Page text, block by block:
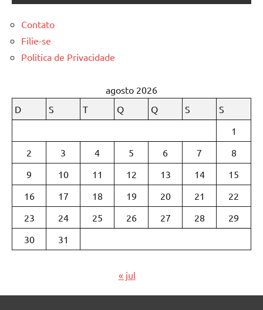
Contato
Filie-se
Politica de Privacidade
agosto 2026
D
S T Q Q S
S
1
2
3 4 5 6 7
8
9
10 11 12 13 14
15
16
17 18 19 20 21
22
23
24 25 26 27 28
29
30
31
« jul